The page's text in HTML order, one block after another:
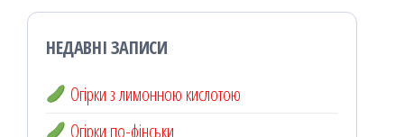
НЕДАВНІ ЗАПИСИ
Огірки з лимонною кислотою
Огірки по-фінськи